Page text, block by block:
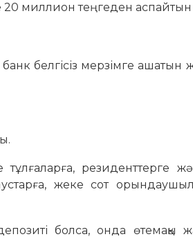
миллион теңгеден аспайтын
белгісіз мерзімге ашатын
резиденттерге
жеке сот
болса, онда